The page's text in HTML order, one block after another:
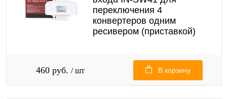
переключения 4
конвертеров одним
ресивером (приставкой)
460 руб. / шт В корзину